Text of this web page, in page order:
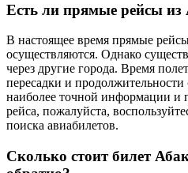
Есть ли прямые рейсы из
В настоящее время прямые
осуществляются. Однако
через другие города. Время
пересадки и
наиболее точной информации и
рейса, пожалуйста,
поиска авиабилетов.
Сколько стоит билет